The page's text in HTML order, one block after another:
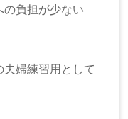
負担が少ない
婦練習用として